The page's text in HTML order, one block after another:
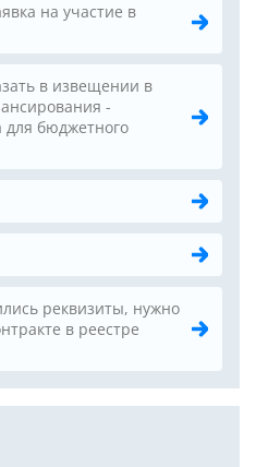
на участие в
в извещении в
-
для бюджетного
реквизиты, нужно
в реестре